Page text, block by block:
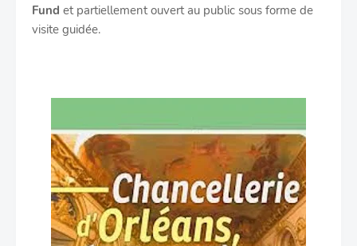
Fund et partiellement ouvert au public sous forme de
visite guidée.